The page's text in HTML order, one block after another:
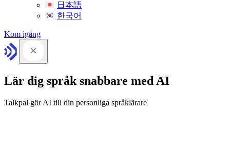
日本語
한국어
Kom igång
Lär dig språk snabbare med AI
Talkpal gör AI till din personliga språklärare